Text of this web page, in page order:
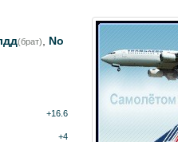
(брат)
No
+16.6
+4